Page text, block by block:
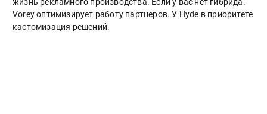
Vorey оптимизирует работу партнеров. У Hyde в приоритете
кастомизация решений.